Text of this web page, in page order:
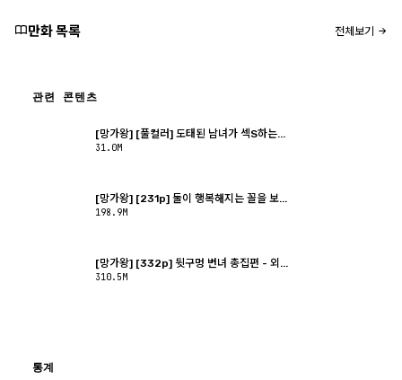
만화 목록 전체보기
관련 콘텐츠
[망가왕] [풀컬러] 도태된 남녀가 섹S하는...
31.0M
[망가왕] [231p] 둘이 행복해지는 꼴을 보...
198.9M
[망가왕] [332p] 뒷구멍 변녀 총집편 - 외...
310.5M
통계